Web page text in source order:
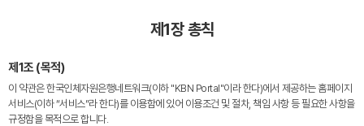
제1장 총칙
제1조 (목적)
이 약관은 한국인체자원은행네트워크(이하 "KBN Portal"이라 한다)에서 제공하는 홈페이지
서비스(이하 “서비스”라 한다)를 이용함에 있어 이용조건 및 절차, 책임 사항 등 필요한 사항을
규정함을 목적으로 합니다.